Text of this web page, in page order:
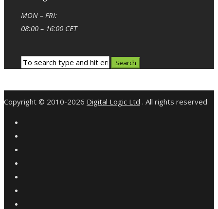
MON – FRI:
08:00 – 16:00 CET
Copyright © 2010-2026 Digital Logic Ltd . All rights reserved